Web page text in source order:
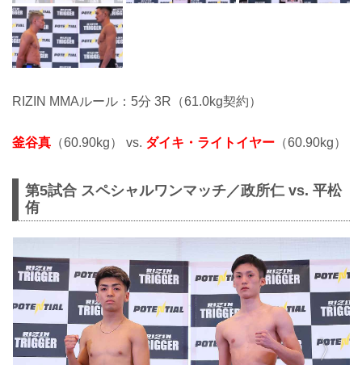
RIZIN MMAルール：5分 3R（61.0kg契約）
釜谷真 （60.90kg） vs. ダイキ・ライトイヤー （60.90kg）
第5試合 スペシャルワンマッチ／政所仁 vs. 平松
侑